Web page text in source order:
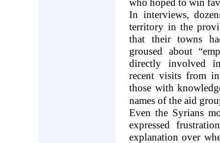
who hoped to win
In interviews,
territory in the
that their towns
groused about
directly involved
recent visits from
those with
names of the aid
Even the Syrians
expressed
explanation over